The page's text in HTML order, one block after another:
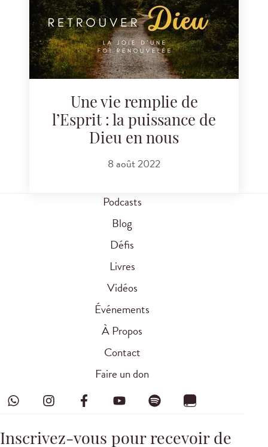
Une vie remplie de
l’Esprit : la puissance de
Dieu en nous
8 août 2022
Podcasts
Blog
Défis
Livres
Vidéos
Événements
À Propos
Contact
Faire un don
Inscrivez-vous pour recevoir de